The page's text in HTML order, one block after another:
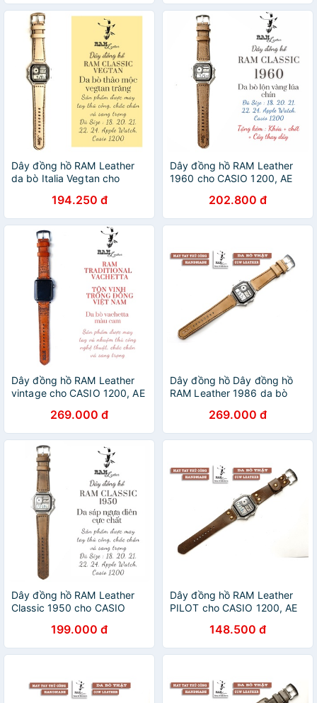
Dây đồng hồ RAM Leather
da bò Italia Vegtan cho
1100, A159 , A168 , Size 18
194.250 đ
Dây đồng hồ RAM Leather
1960 cho CASIO 1200, AE
A168 , Size 18 da bò lộn
202.800 đ
Dây đồng hồ RAM Leather
vintage cho CASIO 1200, AE
A168 , Size 18 da bò
vachetta
269.000 đ
Dây đồng hồ Dây đồng hồ
RAM Leather 1986 da bò
1300, 1100, A159 , A168 ,
Size 18
269.000 đ
Dây đồng hồ RAM Leather
Classic 1950 cho CASIO
A159 , A168 , Size 18 da sáp
ngựa
199.000 đ
Dây đồng hồ RAM Leather
PILOT cho CASIO 1200, AE
A168 , Size 18 da bò vintage
đẹp
148.500 đ